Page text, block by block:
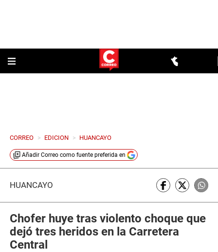
CORREO > EDICION > HUANCAYO
Añadir Correo como fuente preferida en
HUANCAYO
Chofer huye tras violento choque que
dejó tres heridos en la Carretera
Central